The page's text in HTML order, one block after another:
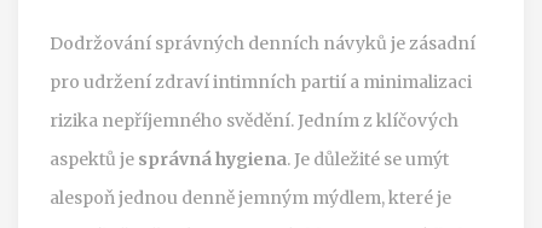
Dodržování správných denních návyků je zásadní
pro udržení zdraví intimních partií a minimalizaci
rizika nepříjemného svědění. Jedním z klíčových
aspektů je správná hygiena. Je důležité se umýt
alespoň jednou denně jemným mýdlem, které je